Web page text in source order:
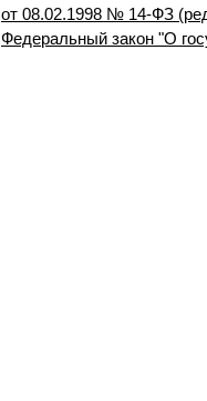
от 08.02.1998 № 14-ФЗ
Федеральный закон "О